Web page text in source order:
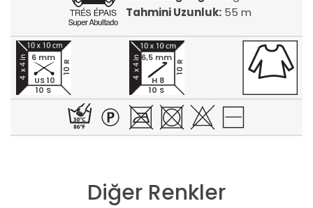
Tahmini Uzunluk: 55 m
10 S
10 R
6 mm
US 10
10 S
10 R
6,5 mm
H 8
Diğer Renkler